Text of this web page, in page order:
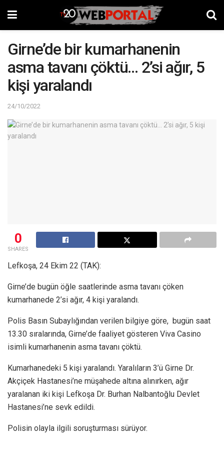
Girne’de bir kumarhanenin
asma tavanı çöktü… 2’si ağır, 5
kişi yaralandı
24/10/2022
0
SHARES
Lefkoşa, 24 Ekim 22 (TAK):
Girne’de bugün öğle saatlerinde asma tavanı çöken
kumarhanede 2’si ağır, 4 kişi yaralandı.
Polis Basın Subaylığından verilen bilgiye göre, bugün saat
13.30 sıralarında, Girne’de faaliyet gösteren Viva Casino
isimli kumarhanenin asma tavanı çöktü.
Kumarhanedeki 5 kişi yaralandı. Yaralıların 3’ü Girne Dr.
Akçiçek Hastanesi’ne müşahede altına alınırken, ağır
yaralanan iki kişi Lefkoşa Dr. Burhan Nalbantoğlu Devlet
Hastanesi’ne sevk edildi.
Polisin olayla ilgili soruşturması sürüyor.